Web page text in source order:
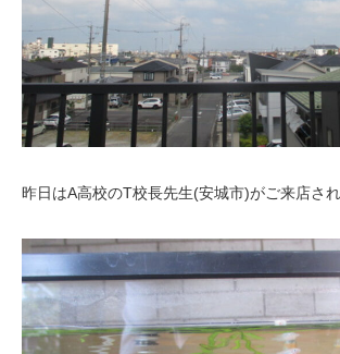
昨日はA高校のT校長先生(安城市)がご来店され